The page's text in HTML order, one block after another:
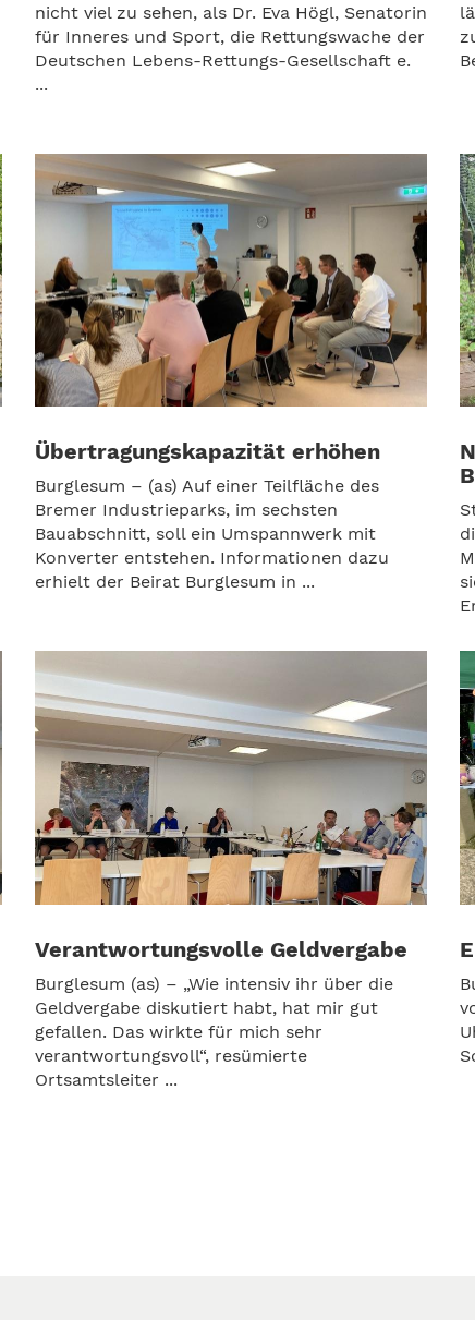
nicht viel zu sehen, als Dr. Eva Högl, Senatorin
für Inneres und Sport, die Rettungswache der
Deutschen Lebens-Rettungs-Gesellschaft e.
...
Übertragungskapazität erhöhen
Burglesum – (as) Auf einer Teilfläche des
Bremer Industrieparks, im sechsten
Bauabschnitt, soll ein Umspannwerk mit
Konverter entstehen. Informationen dazu
erhielt der Beirat Burglesum in ...
Verantwortungsvolle Geldvergabe
Burglesum (as) – „Wie intensiv ihr über die
Geldvergabe diskutiert habt, hat mir gut
gefallen. Das wirkte für mich sehr
verantwortungsvoll“, resümierte
Ortsamtsleiter ...